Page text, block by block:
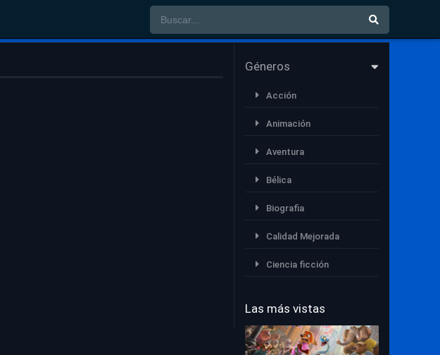
Géneros
Acción
Animación
Aventura
Bélica
Biografia
Calidad Mejorada
Ciencia ficción
Deporte
Las más vistas